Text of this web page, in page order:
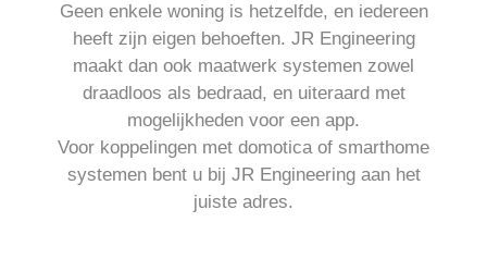
Geen enkele woning is hetzelfde, en iedereen
heeft zijn eigen behoeften. JR Engineering
maakt dan ook maatwerk systemen zowel
draadloos als bedraad, en uiteraard met
mogelijkheden voor een app.
Voor koppelingen met domotica of smarthome
systemen bent u bij JR Engineering aan het
juiste adres.